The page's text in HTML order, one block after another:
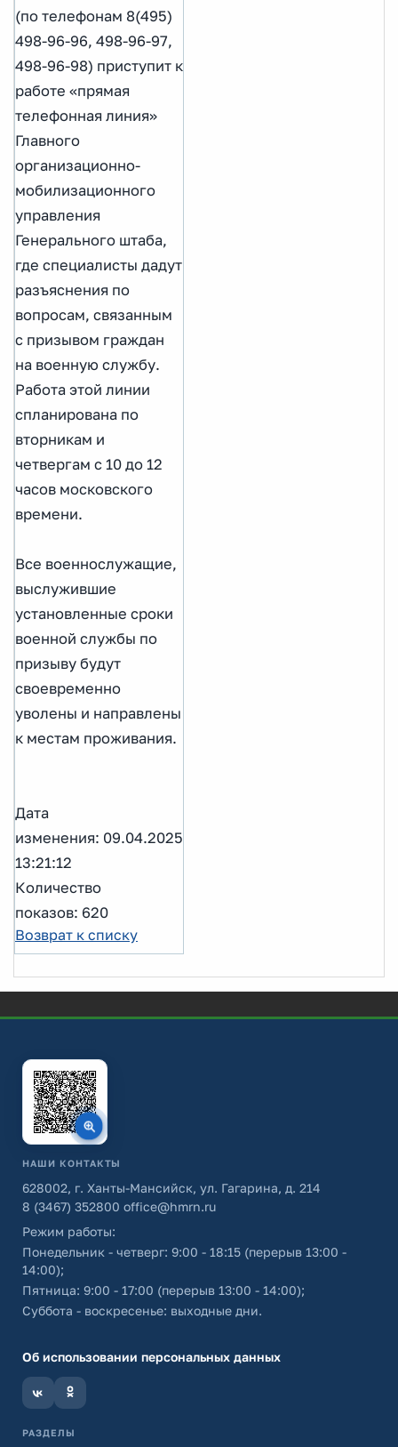
(по телефонам 8(495)
498-96-96, 498-96-97,
498-96-98) приступит к
работе «прямая
телефонная линия»
Главного
организационно-
мобилизационного
управления
Генерального штаба,
где специалисты дадут
разъяснения по
вопросам, связанным
с призывом граждан
на военную службу.
Работа этой линии
спланирована по
вторникам и
четвергам с 10 до 12
часов московского
времени.
Все военнослужащие,
выслужившие
установленные сроки
военной службы по
призыву будут
своевременно
уволены и направлены
к местам проживания.
Дата
изменения: 09.04.2025
13:21:12
Количество
показов: 620
Возврат к списку
НАШИ КОНТАКТЫ
628002, г. Ханты-Мансийск, ул. Гагарина, д. 214
8 (3467) 352800 office@hmrn.ru
Режим работы:
Понедельник - четверг: 9:00 - 18:15 (перерыв 13:00 -
14:00);
Пятница: 9:00 - 17:00 (перерыв 13:00 - 14:00);
Суббота - воскресенье: выходные дни.
Об использовании персональных данных
РАЗДЕЛЫ